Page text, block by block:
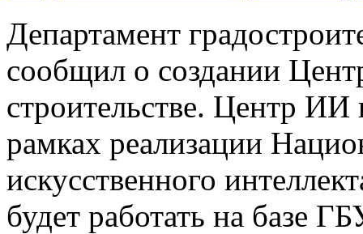
Департамент
сообщил о создании
строительстве. Центр ИИ
рамках реализации
искусственного
будет работать на базе